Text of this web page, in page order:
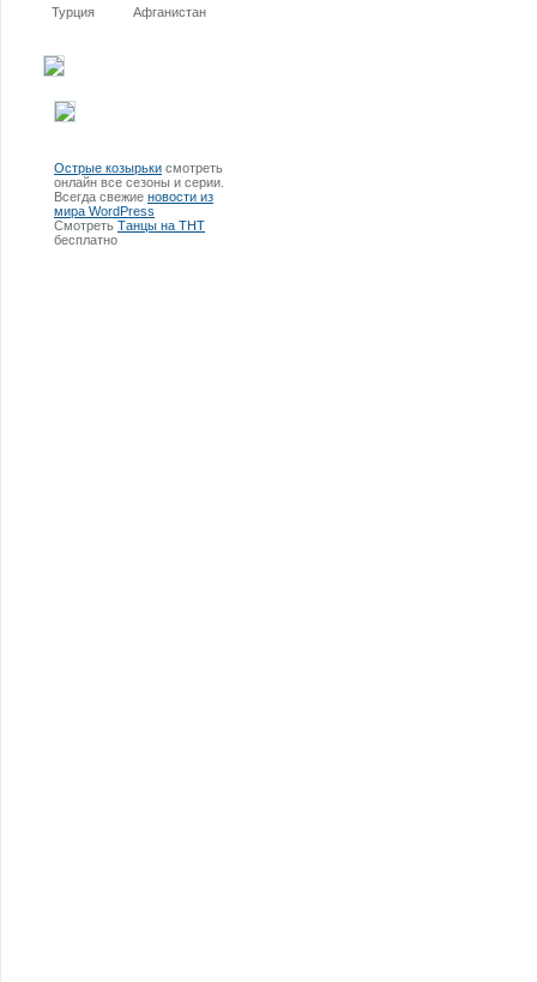
Турция Афганистан
Острые козырьки смотреть
онлайн все сезоны и серии.
Всегда свежие новости из
мира WordPress
Смотреть Танцы на ТНТ
бесплатно